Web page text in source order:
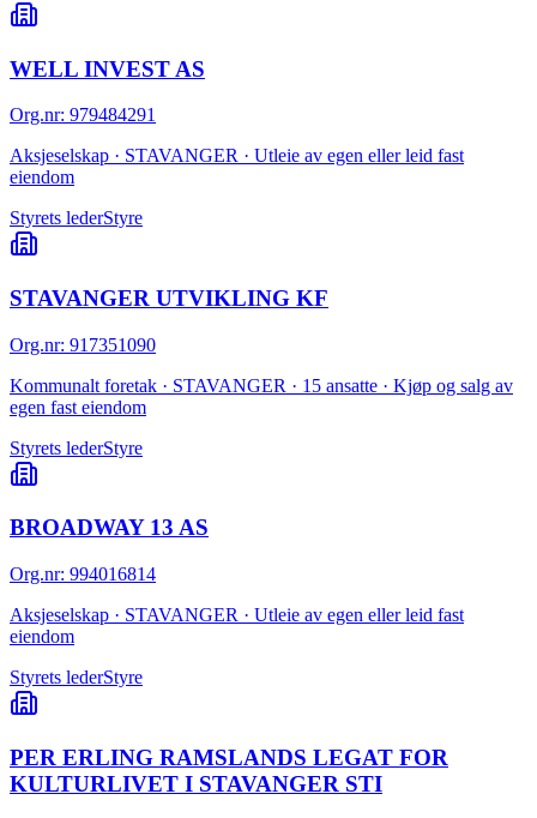
WELL INVEST AS
Org.nr: 979484291
Aksjeselskap · STAVANGER · Utleie av egen eller leid fast
eiendom
Styrets lederStyre
STAVANGER UTVIKLING KF
Org.nr: 917351090
Kommunalt foretak · STAVANGER · 15 ansatte · Kjøp og salg av
egen fast eiendom
Styrets lederStyre
BROADWAY 13 AS
Org.nr: 994016814
Aksjeselskap · STAVANGER · Utleie av egen eller leid fast
eiendom
Styrets lederStyre
PER ERLING RAMSLANDS LEGAT FOR
KULTURLIVET I STAVANGER STI